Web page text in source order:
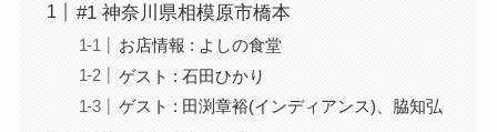
#1 神奈川県相模原市橋本
お店情報 : よしの食堂
ゲスト : 石田ひかり
ゲスト : 田渕章裕(インディアンス)、脇知弘